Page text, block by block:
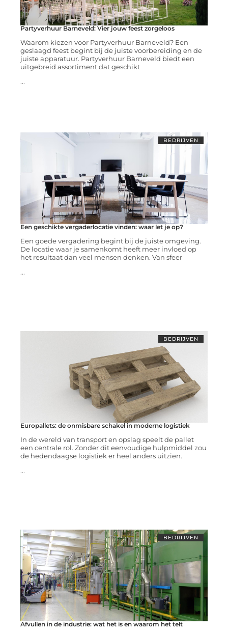
Partyverhuur Barneveld: Vier jouw feest zorgeloos
Waarom kiezen voor Partyverhuur Barneveld? Een
geslaagd feest begint bij de juiste voorbereiding en de
juiste apparatuur. Partyverhuur Barneveld biedt een
uitgebreid assortiment dat geschikt
...
BEDRIJVEN
Een geschikte vergaderlocatie vinden: waar let je op?
Een goede vergadering begint bij de juiste omgeving.
De locatie waar je samenkomt heeft meer invloed op
het resultaat dan veel mensen denken. Van sfeer
...
BEDRIJVEN
Europallets: de onmisbare schakel in moderne logistiek
In de wereld van transport en opslag speelt de pallet
een centrale rol. Zonder dit eenvoudige hulpmiddel zou
de hedendaagse logistiek er heel anders uitzien.
...
BEDRIJVEN
Afvullen in de industrie: wat het is en waarom het telt